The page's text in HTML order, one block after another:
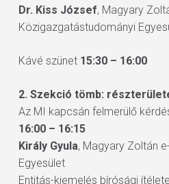
Dr. Kiss József, Magyary
Közigazgatástudományi
Kávé szünet 15:30 – 16:00
2. Szekció tömb:
Az MI kapcsán felmerülő
16:00 – 16:15
Király Gyula, Magyary Zoltán
Egyesület
Entitás-kiemelés bírósági